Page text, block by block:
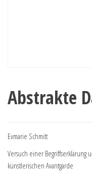
Abstrakte
Evmarie Schmitt
Versuch einer Begriffserklärung
künstlerischen Avantgarde